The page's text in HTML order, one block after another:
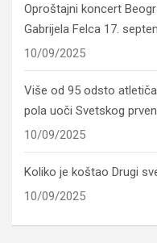
Oproštajni koncert
Gabrijela Felca 17.
10/09/2025
Više od 95 odsto
pola uoči Svetskog
10/09/2025
Koliko je koštao Drugi
10/09/2025